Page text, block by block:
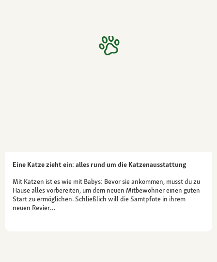
Eine Katze zieht ein: alles rund um die Katzenausstattung
Mit Katzen ist es wie mit Babys: Bevor sie ankommen, musst du zu
Hause alles vorbereiten, um dem neuen Mitbewohner einen guten
Start zu ermöglichen. Schließlich will die Samtpfote in ihrem
neuen Revier…